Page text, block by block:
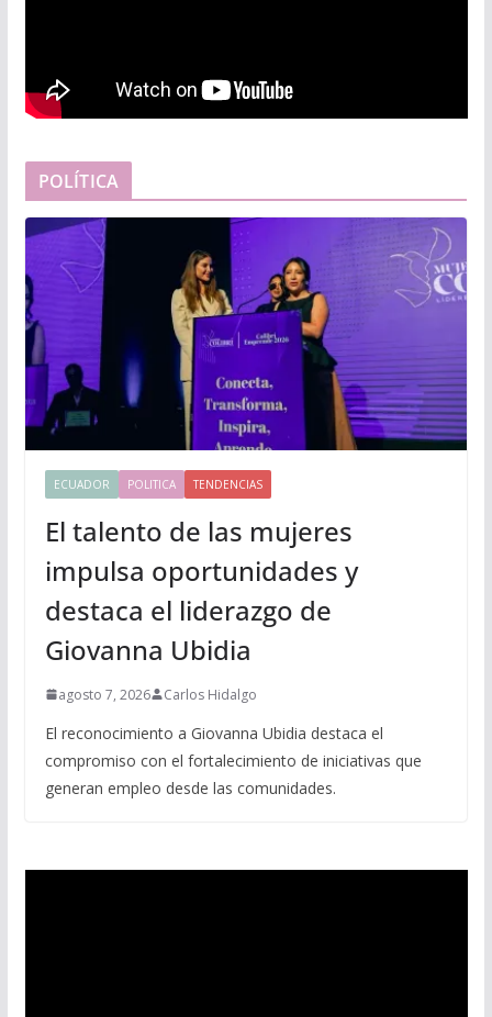
POLÍTICA
ECUADOR POLITICA TENDENCIAS
El talento de las mujeres
impulsa oportunidades y
destaca el liderazgo de
Giovanna Ubidia
agosto 7, 2026 Carlos Hidalgo
El reconocimiento a Giovanna Ubidia destaca el
compromiso con el fortalecimiento de iniciativas que
generan empleo desde las comunidades.